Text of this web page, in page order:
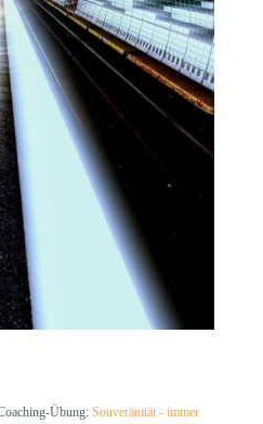
Übung: Souveränität - immer